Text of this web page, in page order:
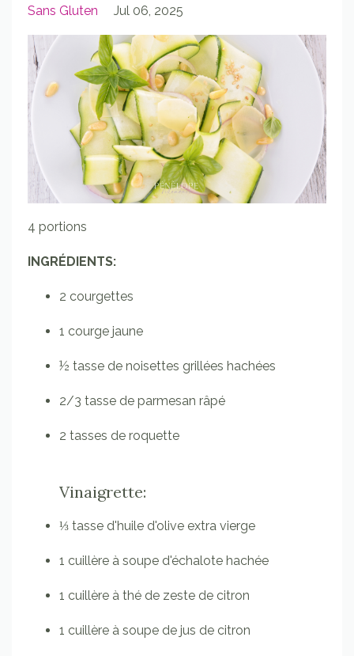
Sans Gluten Jul 06, 2025
4 portions
INGRÉDIENTS:
2 courgettes
1 courge jaune
½ tasse de noisettes grillées hachées
2/3 tasse de parmesan râpé
2 tasses de roquette
Vinaigrette:
⅓ tasse d'huile d'olive extra vierge
1 cuillère à soupe d'échalote hachée
1 cuillère à thé de zeste de citron
1 cuillère à soupe de jus de citron